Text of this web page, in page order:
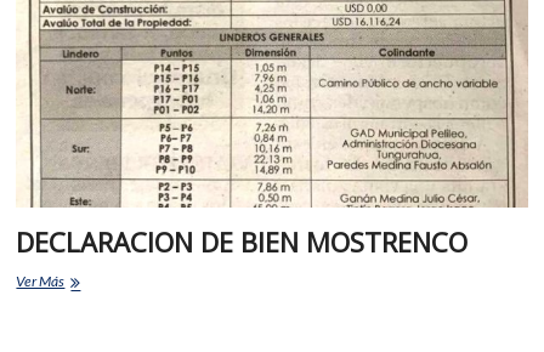
DECLARACION DE BIEN MOSTRENCO
Ver Más